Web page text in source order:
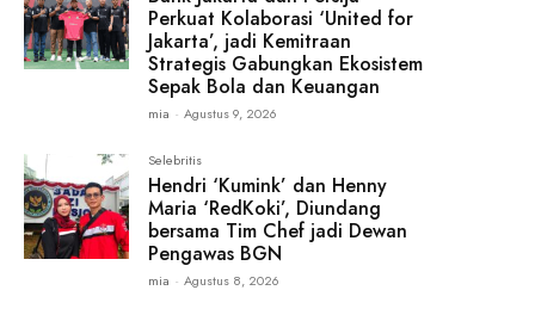
Perkuat Kolaborasi ‘United for
Jakarta’, jadi Kemitraan
Strategis Gabungkan Ekosistem
Sepak Bola dan Keuangan
mia - Agustus 9, 2026
Selebritis
Hendri ‘Kumink’ dan Henny
Maria ‘RedKoki’, Diundang
bersama Tim Chef jadi Dewan
Pengawas BGN
mia - Agustus 8, 2026